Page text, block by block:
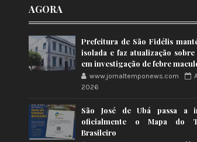
AGORA
Prefeitura de São Fidélis
isolada e faz atualização sobre
em investigação de febre
www.jornaltemponews.com
2026
São José de Ubá passa a
oficialmente o Mapa do
Brasileiro